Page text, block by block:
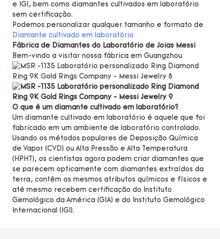
e IGI, bem como diamantes cultivados em laboratório
sem certificação.
Podemos personalizar qualquer tamanho e formato de
Diamante cultivado em laboratório
Fábrica de Diamantes do Laboratório de Joias Messi
Bem-vindo a visitar nossa fábrica em Guangzhou
O que é um diamante cultivado em laboratório?
Um diamante cultivado em laboratório é aquele que foi
fabricado em um ambiente de laboratório controlado.
Usando os métodos populares de Deposição Química
de Vapor (CVD) ou Alta Pressão e Alta Temperatura
(HPHT), os cientistas agora podem criar diamantes que
se parecem opticamente com diamantes extraídos da
terra, contêm os mesmos atributos químicos e físicos e
até mesmo recebem certificação do Instituto
Gemológico da América (GIA) e do Instituto Gemológico
Internacional (IGI).